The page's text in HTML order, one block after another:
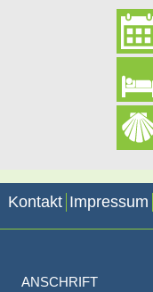
Kontakt Impressum
ANSCHRIFT